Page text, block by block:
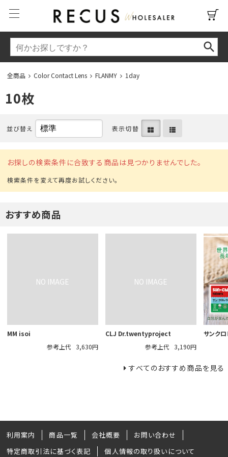
全商品 Color Contact Lens FLANMY 1day
10枚
並び替え 表示切替
お探しの検索条件に合致する商品は見つかりませんでした。
おすすめ商品
MM isoi
参考上代
3,630円
CLJ Dr.twentyproject
参考上代
3,190円
サンクロ
すべてのおすすめ商品を見る
利用案内 商品一覧 会社概要
お問い合わせ
特定商取引法に基づく表記
個人情報の取り扱いについて